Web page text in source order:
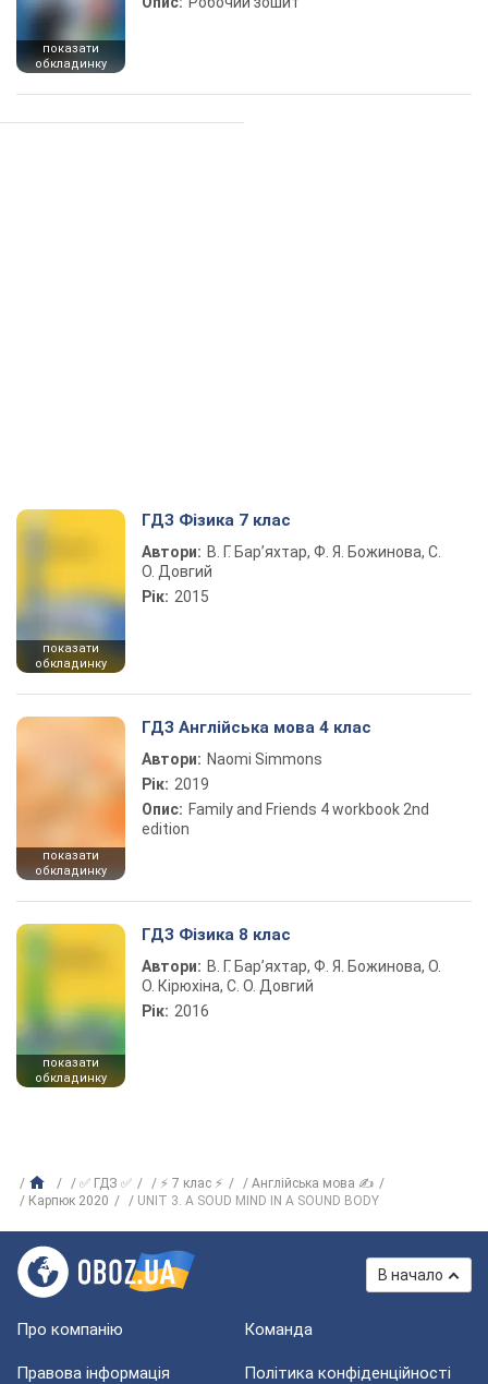
показати
обкладинку
показати
обкладинку
ГДЗ Фізика 7 клас
Автори: В. Г. Бар’яхтар, Ф. Я. Божинова, С.
О. Довгий
Рік: 2015
показати
обкладинку
ГДЗ Англійська мова 4 клас
Автори: Naomi Simmons
Рік: 2019
Опис: Family and Friends 4 workbook 2nd
edition
показати
обкладинку
ГДЗ Фізика 8 клас
Автори: В. Г. Бар’яхтар, Ф. Я. Божинова, О.
О. Кірюхіна, С. О. Довгий
Рік: 2016
✅ ГДЗ ✅ ⚡ 7 клас ⚡
Англійська мова ✍
Карпюк 2020
UNIT 3. A SOUD MIND IN A SOUND BODY
В начало
Про компанію Команда
Правова інформація Політика конфіденційності